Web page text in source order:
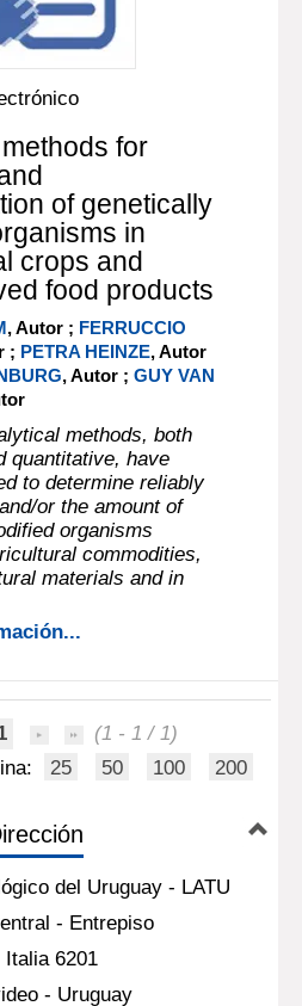
for
of genetically
in
crops and
food products
, Autor ; FERRUCCIO
; PETRA HEINZE, Autor
, Autor ;GUY VAN
methods, both
quantitative, have
to determine reliably
or the amount of
organisms
commodities,
materials and in
(1 - 1 / 1)
25 50 100 200
del Uruguay - LATU
- Entrepiso
Italia 6201
- Uruguay